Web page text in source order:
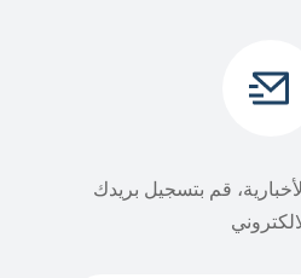
قم بتسجيل بريدك